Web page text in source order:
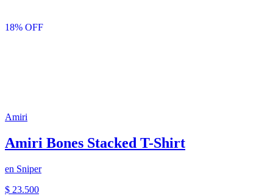
18% OFF
Amiri
Amiri Bones Stacked T-Shirt
en Sniper
$ 23.500